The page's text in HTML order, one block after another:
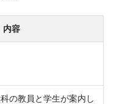
内容
の教員と学生が案内し